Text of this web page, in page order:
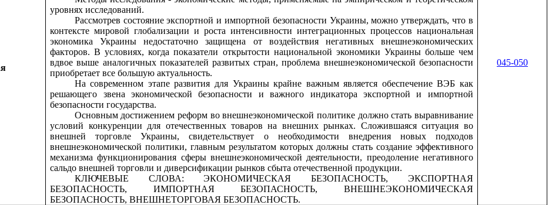
уровнях исследований.
Рассмотрев состояние экспортной и импортной безопасности Украины, можно утверждать, что в
контексте мировой глобализации и роста интенсивности интеграционных процессов национальная
экономика Украины недостаточно защищена от воздействия негативных внешнеэкономических
факторов. В условиях, когда показатели открытости национальной экономики Украины больше чем
вдвое выше аналогичных показателей развитых стран, проблема внешнеэкономической безопасности
приобретает все большую актуальность.
На современном этапе развития для Украины крайне важным является обеспечение ВЭБ как
решающего звена экономической безопасности и важного индикатора экспортной и импортной
безопасности государства.
Основным достижением реформ во внешнеэкономической политике должно стать выравнивание
условий конкуренции для отечественных товаров на внешних рынках. Сложившаяся ситуация во
внешней торговле Украины, свидетельствует о необходимости внедрения новых подходов
внешнеэкономической политики, главным результатом которых должны стать создание эффективного
механизма функционирования сферы внешнеэкономической деятельности, преодоление негативного
сальдо внешней торговли и диверсификации рынков сбыта отечественной продукции.
КЛЮЧЕВЫЕ СЛОВА: ЭКОНОМИЧЕСКАЯ БЕЗОПАСНОСТЬ, ЭКСПОРТНАЯ
БЕЗОПАСНОСТЬ, ИМПОРТНАЯ БЕЗОПАСНОСТЬ, ВНЕШНЕЭКОНОМИЧЕСКАЯ
БЕЗОПАСНОСТЬ, ВНЕШНЕТОРГОВАЯ БЕЗОПАСНОСТЬ.
045-050